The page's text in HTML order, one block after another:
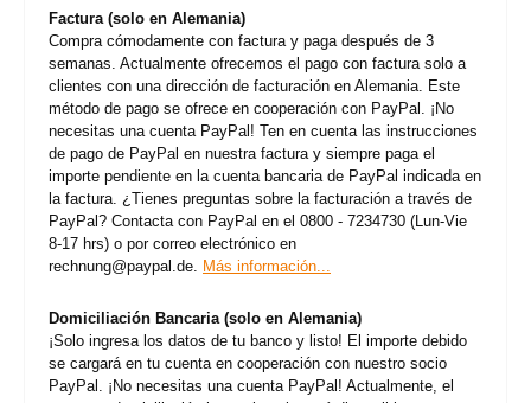
Factura (solo en Alemania)
Compra cómodamente con factura y paga después de 3
semanas. Actualmente ofrecemos el pago con factura solo a
clientes con una dirección de facturación en Alemania. Este
método de pago se ofrece en cooperación con PayPal. ¡No
necesitas una cuenta PayPal! Ten en cuenta las instrucciones
de pago de PayPal en nuestra factura y siempre paga el
importe pendiente en la cuenta bancaria de PayPal indicada en
la factura. ¿Tienes preguntas sobre la facturación a través de
PayPal? Contacta con PayPal en el 0800 - 7234730 (Lun-Vie
8-17 hrs) o por correo electrónico en
rechnung@paypal.de. Más información...
Domiciliación Bancaria (solo en Alemania)
¡Solo ingresa los datos de tu banco y listo! El importe debido
se cargará en tu cuenta en cooperación con nuestro socio
PayPal. ¡No necesitas una cuenta PayPal! Actualmente, el